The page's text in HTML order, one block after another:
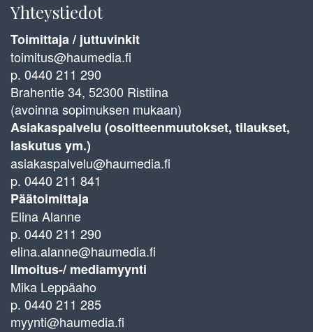
Yhteystiedot
Toimittaja / juttuvinkit
toimitus@haumedia.fi
p. 0440 211 290
Brahentie 34, 52300 Ristiina
(avoinna sopimuksen mukaan)
Asiakaspalvelu (osoitteenmuutokset, tilaukset,
laskutus ym.)
asiakaspalvelu@haumedia.fi
p. 0440 211 841
Päätoimittaja
Elina Alanne
p. 0440 211 290
elina.alanne@haumedia.fi
Ilmoitus-/ mediamyynti
Mika Leppäaho
p. 0440 211 285
myynti@haumedia.fi